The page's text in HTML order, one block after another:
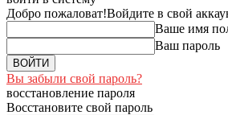
Добро пожаловат!Войдите в свой
Ваше имя
Ваш пароль
Вы забыли свой пароль?
восстановление пароля
Восстановите свой пароль